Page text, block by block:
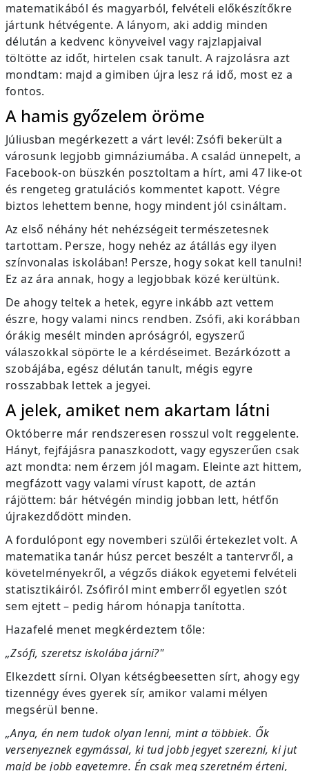
matematikából és magyarból, felvételi előkészítőkre
jártunk hétvégente. A lányom, aki addig minden
délután a kedvenc könyveivel vagy rajzlapjaival
töltötte az időt, hirtelen csak tanult. A rajzolásra azt
mondtam: majd a gimiben újra lesz rá idő, most ez a
fontos.
A hamis győzelem öröme
Júliusban megérkezett a várt levél: Zsófi bekerült a
városunk legjobb gimnáziumába. A család ünnepelt, a
Facebook-on büszkén posztoltam a hírt, ami 47 like-ot
és rengeteg gratulációs kommentet kapott. Végre
biztos lehettem benne, hogy mindent jól csináltam.
Az első néhány hét nehézségeit természetesnek
tartottam. Persze, hogy nehéz az átállás egy ilyen
színvonalas iskolában! Persze, hogy sokat kell tanulni!
Ez az ára annak, hogy a legjobbak közé kerültünk.
De ahogy teltek a hetek, egyre inkább azt vettem
észre, hogy valami nincs rendben. Zsófi, aki korábban
órákig mesélt minden apróságról, egyszerű
válaszokkal söpörte le a kérdéseimet. Bezárkózott a
szobájába, egész délután tanult, mégis egyre
rosszabbak lettek a jegyei.
A jelek, amiket nem akartam látni
Októberre már rendszeresen rosszul volt reggelente.
Hányt, fejfájásra panaszkodott, vagy egyszerűen csak
azt mondta: nem érzem jól magam. Eleinte azt hittem,
megfázott vagy valami vírust kapott, de aztán
rájöttem: bár hétvégén mindig jobban lett, hétfőn
újrakezdődött minden.
A fordulópont egy novemberi szülői értekezlet volt. A
matematika tanár húsz percet beszélt a tantervről, a
követelményekről, a végzős diákok egyetemi felvételi
statisztikáiról. Zsófiról mint emberről egyetlen szót
sem ejtett – pedig három hónapja tanította.
Hazafelé menet megkérdeztem tőle:
„Zsófi, szeretsz iskolába járni?"
Elkezdett sírni. Olyan kétségbeesetten sírt, ahogy egy
tizennégy éves gyerek sír, amikor valami mélyen
megsérül benne.
„Anya, én nem tudok olyan lenni, mint a többiek. Ők
versenyeznek egymással, ki tud jobb jegyet szerezni, ki jut
majd be jobb egyetemre. Én csak meg szeretném érteni,